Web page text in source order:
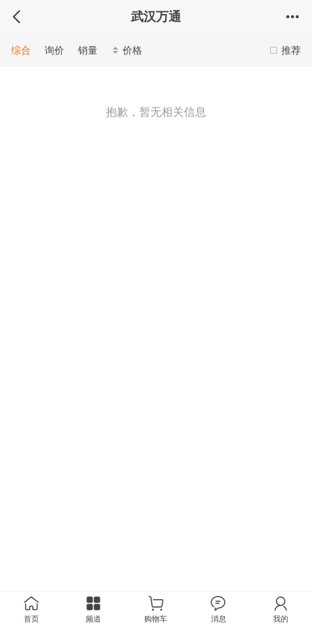
武汉万通
推荐
综合 询价 销量 价格
抱歉，暂无相关信息
首页 频道 购物车 消息 我的